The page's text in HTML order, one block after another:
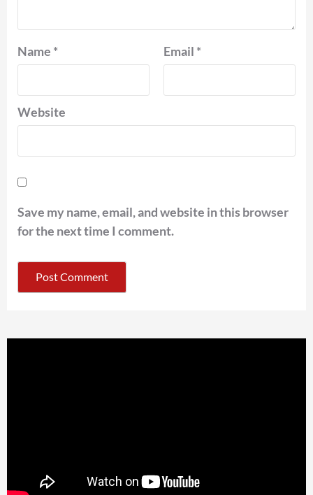
Name * Email *
Website
Save my name, email, and website in this browser
for the next time I comment.